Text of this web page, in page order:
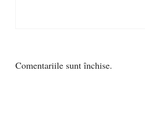
Comentariile sunt închise.